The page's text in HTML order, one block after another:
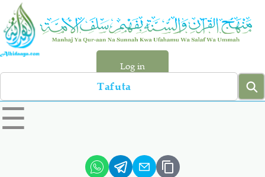
Skip
main
content
Log in
Search
left
sidebar
☰
Hadiyth